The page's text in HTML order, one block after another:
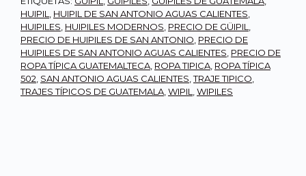
HUIPIL
HUIPIL DE SAN ANTONIO AGUAS CALIENTES
HUIPILES HUIPILES MODERNOS PRECIO DE GÜIPIL
PRECIO DE HUIPILES DE SAN ANTONIO PRECIO DE
HUIPILES DE SAN ANTONIO AGUAS CALIENTES PRECIO DE
ROPA TÍPICA GUATEMALTECA ROPA TIPICA ROPA TÍPICA
502 SAN ANTONIO AGUAS CALIENTES ,TRAJE TIPICO
TRAJES TÍPICOS DE GUATEMALA WIPIL WIPILES